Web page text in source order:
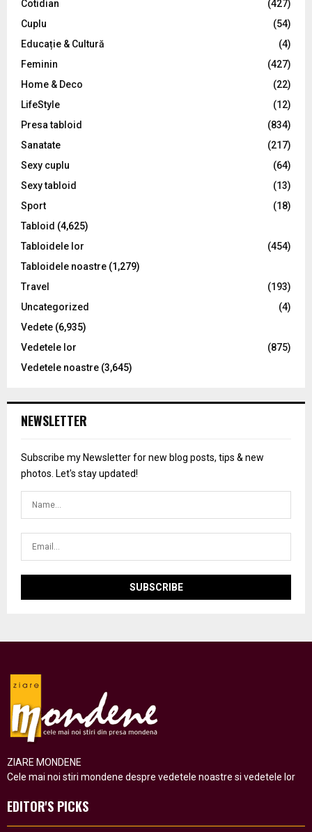
:
C
Cotidian
(427)
Cuplu
(54)
Educație & Cultură
(4)
Feminin
(427)
Home & Deco
(22)
LifeStyle
(12)
Presa tabloid
(834)
Sanatate
(217)
Sexy cuplu
(64)
Sexy tabloid
(13)
Sport
(18)
Tabloid (4,625)
Tabloidele lor
(454)
Tabloidele noastre (1,279)
Travel
(193)
Uncategorized
(4)
Vedete (6,935)
Vedetele lor
(875)
Vedetele noastre (3,645)
NEWSLETTER
Subscribe my Newsletter for new blog posts, tips & new
photos. Let's stay updated!
ZIARE MONDENE
Cele mai noi stiri mondene despre vedetele noastre si vedetele lor
EDITOR'S PICKS